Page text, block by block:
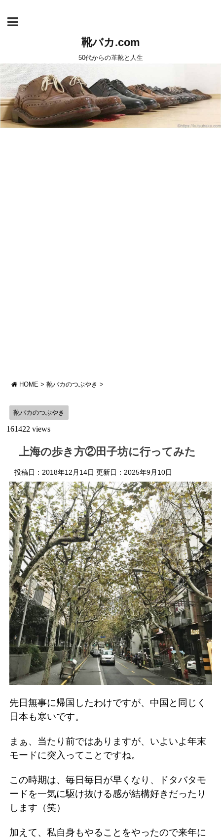
靴バカ.com
50代からの革靴と人生
HOME > 靴バカのつぶやき >
靴バカのつぶやき
161422 views
上海の歩き方②田子坊に行ってみた
投稿日：2018年12月14日 更新日： 2025年9月10日
先日無事に帰国したわけですが、中国と同じく
日本も寒いです。
まぁ、当たり前ではありますが、いよいよ年末
モードに突入ってことですね。
この時期は、毎日毎日が早くなり、ドタバタモ
ードを一気に駆け抜ける感が結構好きだったり
します（笑）
加えて、私自身もやることをやったので来年に